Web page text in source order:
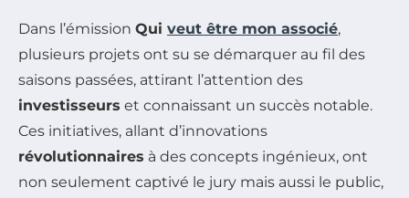
Dans l’émission Qui veut être mon associé,
plusieurs projets ont su se démarquer au fil des
saisons passées, attirant l’attention des
investisseurs et connaissant un succès notable.
Ces initiatives, allant d’innovations
révolutionnaires à des concepts ingénieux, ont
non seulement captivé le jury mais aussi le public,